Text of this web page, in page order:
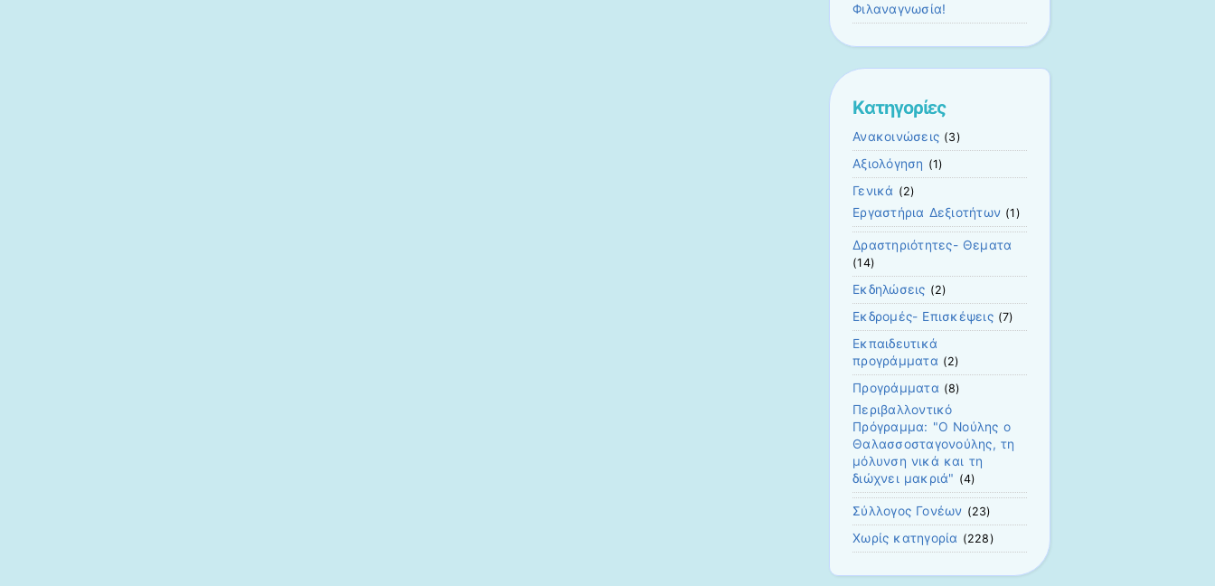
Φιλαναγνωσία!
Kατηγορίες
Ανακοινώσεις (3)
Αξιολόγηση (1)
Γενικά (2)
Εργαστήρια Δεξιοτήτων (1)
Δραστηριότητες- Θεματα
(14)
Εκδηλώσεις (2)
Εκδρομές- Επισκέψεις(7)
Εκπαιδευτικά
προγράμματα (2)
Προγράμματα (8)
Περιβαλλοντικό
Πρόγραμμα: "Ο Νούλης ο
Θαλασσοσταγονούλης, τη
μόλυνση νικά και τη
διώχνει μακριά" (4)
Σύλλογος Γονέων (23)
Χωρίς κατηγορία (228)